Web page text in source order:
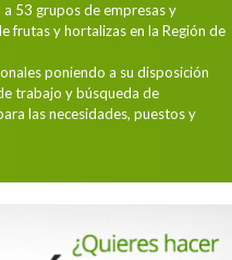
a 53 grupos de empresas y
frutas y hortalizas en la Región de
poniendo a su disposición
trabajo y búsqueda de
las necesidades, puestos y